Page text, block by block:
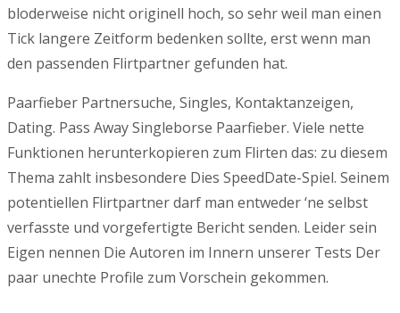
bloderweise nicht originell hoch, so sehr weil man einen
Tick langere Zeitform bedenken sollte, erst wenn man
den passenden Flirtpartner gefunden hat.
Paarfieber Partnersuche, Singles, Kontaktanzeigen,
Dating. Pass Away Singleborse Paarfieber. Viele nette
Funktionen herunterkopieren zum Flirten das: zu diesem
Thema zahlt insbesondere Dies SpeedDate-Spiel. Seinem
potentiellen Flirtpartner darf man entweder ‘ne selbst
verfasste und vorgefertigte Bericht senden. Leider sein
Eigen nennen Die Autoren im Innern unserer Tests Der
paar unechte Profile zum Vorschein gekommen.